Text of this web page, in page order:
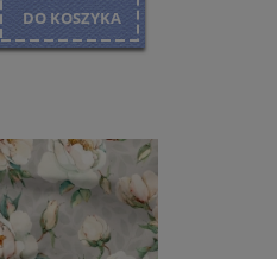
DO KOSZYKA